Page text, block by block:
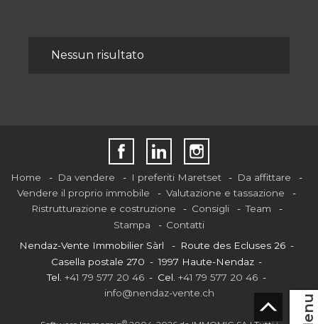
Menu
Nessun risultato
Home Da vendere I preferiti Maretset
Da affittare
Vendere il proprio immobile
Valutazione e tassazione
Ristrutturazione e costruzione
Consigli
Team
Stampa
Contatti
Nendaz-Vente Immobilier Sàrl
Route des Ecluses 26
Casella postale 270
1997 Haute-Nendaz
Tel. +41 79 577 20 46 Cel. +41 79 577 20 46
info@nendaz-vente.ch
®